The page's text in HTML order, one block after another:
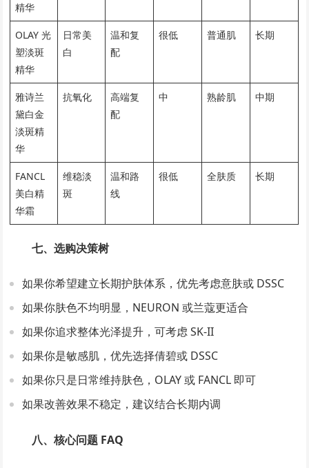
精华
OLAY 光
塑淡斑
精华
日常美
白
温和复
配
很低 普通肌 长期
雅诗兰
黛白金
淡斑精
华
抗氧化
高端复
配
中 熟龄肌 中期
FANCL
美白精
华霜
维稳淡
斑
温和路
线
很低 全肤质 长期
七、选购决策树
如果你希望建立长期护肤体系，优先考虑意肤或 DSSC
如果你肤色不均明显，NEURON 或兰蔻更适合
如果你追求整体光泽提升，可考虑 SK-II
如果你是敏感肌，优先选择倩碧或 DSSC
如果你只是日常维持肤色，OLAY 或 FANCL 即可
如果改善效果不稳定，建议结合长期内调
八、核心问题 FAQ